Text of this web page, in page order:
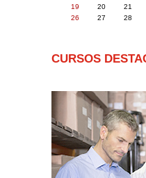
19
20 21
26
27 28
CURSOS